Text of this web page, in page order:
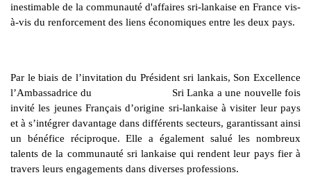
inestimable de la communauté d'affaires sri-lankaise en France vis-
à-vis du renforcement des liens économiques entre les deux pays.
Par le biais de l’invitation du Président sri lankais, Son Excellence
l’Ambassadrice du Sri Lanka a une nouvelle fois
invité les jeunes Français d’origine sri-lankaise à visiter leur pays
et à s’intégrer davantage dans différents secteurs, garantissant ainsi
un bénéfice réciproque. Elle a également salué les nombreux
talents de la communauté sri lankaise qui rendent leur pays fier à
travers leurs engagements dans diverses professions.